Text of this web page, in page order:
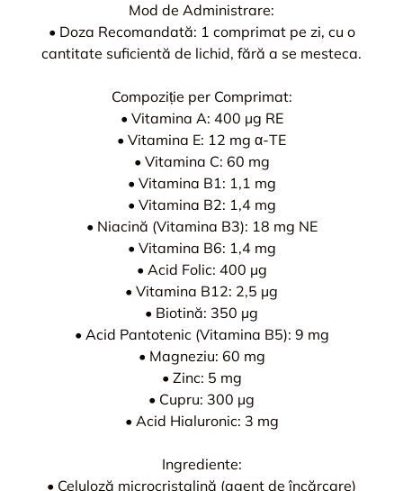
Mod de Administrare:
• Doza Recomandată: 1 comprimat pe zi, cu o
cantitate suficientă de lichid, fără a se mesteca.
Compoziție per Comprimat:
• Vitamina A: 400 µg RE
• Vitamina E: 12 mg α-TE
• Vitamina C: 60 mg
• Vitamina B1: 1,1 mg
• Vitamina B2: 1,4 mg
• Niacină (Vitamina B3): 18 mg NE
• Vitamina B6: 1,4 mg
• Acid Folic: 400 µg
• Vitamina B12: 2,5 µg
• Biotină: 350 µg
• Acid Pantotenic (Vitamina B5): 9 mg
• Magneziu: 60 mg
• Zinc: 5 mg
• Cupru: 300 µg
• Acid Hialuronic: 3 mg
Ingrediente:
• Celuloză microcristalină (agent de încărcare)